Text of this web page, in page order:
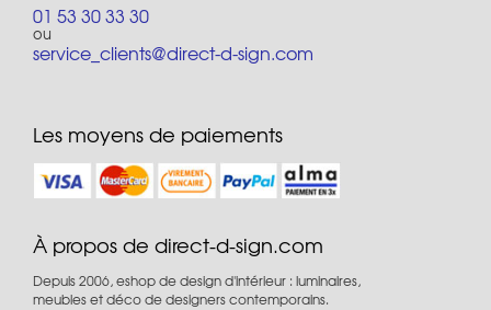
01 53 30 33 30
ou
service_clients@direct-d-sign.com
Les moyens de paiements
À propos de direct-d-sign.com
Depuis 2006, eshop de design d'intérieur : luminaires,
meubles et déco de designers contemporains.